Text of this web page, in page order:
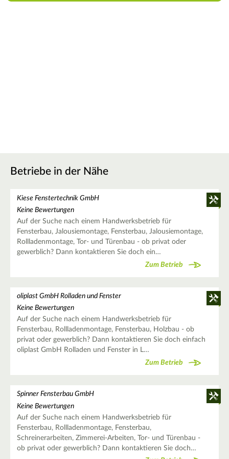
Betriebe in der Nähe
Kiese Fenstertechnik GmbH
Keine Bewertungen
Auf der Suche nach einem Handwerksbetrieb für
Fensterbau, Jalousiemontage, Fensterbau, Jalousiemontage,
Rollladenmontage, Tor- und Türenbau - ob privat oder
gewerblich? Dann kontaktieren Sie doch ein…
Zum Betrieb
oliplast GmbH Rolladen und Fenster
Keine Bewertungen
Auf der Suche nach einem Handwerksbetrieb für
Fensterbau, Rollladenmontage, Fensterbau, Holzbau - ob
privat oder gewerblich? Dann kontaktieren Sie doch einfach
oliplast GmbH Rolladen und Fenster in L…
Zum Betrieb
Spinner Fensterbau GmbH
Keine Bewertungen
Auf der Suche nach einem Handwerksbetrieb für
Fensterbau, Rollladenmontage, Fensterbau,
Schreinerarbeiten, Zimmerei-Arbeiten, Tor- und Türenbau -
ob privat oder gewerblich? Dann kontaktieren Sie doch…